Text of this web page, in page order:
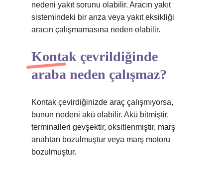
nedeni yakıt sorunu olabilir. Aracın yakıt
sistemindeki bir arıza veya yakıt eksikliği
aracın çalışmamasına neden olabilir.
Kontak çevrildiğinde
araba neden çalışmaz?
Kontak çevirdiğinizde araç çalışmıyorsa,
bunun nedeni akü olabilir. Akü bitmiştir,
terminalleri gevşektir, oksitlenmiştir, marş
anahtarı bozulmuştur veya marş motoru
bozulmuştur.